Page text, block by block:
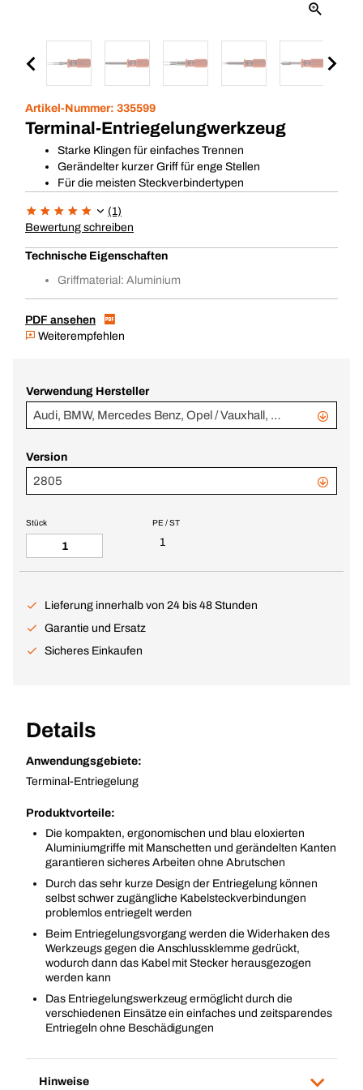
Artikel-Nummer: 335599
Terminal-Entriegelungwerkzeug
Starke Klingen für einfaches Trennen
Gerändelter kurzer Griff für enge Stellen
Für die meisten Steckverbindertypen
(1)
Bewertung schreiben
Technische Eigenschaften
Griffmaterial: Aluminium
PDF ansehen
Weiterempfehlen
Verwendung Hersteller
Audi, BMW, Mercedes Benz, Opel / Vauxhall, Seat, Skoda, VW
Version
2805
PE / ST
1
Stück
Lieferung innerhalb von 24 bis 48 Stunden
Garantie und Ersatz
Sicheres Einkaufen
Details
Anwendungsgebiete:
Terminal-Entriegelung
Produktvorteile:
Die kompakten, ergonomischen und blau eloxierten
Aluminiumgriffe mit Manschetten und gerändelten Kanten
garantieren sicheres Arbeiten ohne Abrutschen
Durch das sehr kurze Design der Entriegelung können
selbst schwer zugängliche Kabelsteckverbindungen
problemlos entriegelt werden
Beim Entriegelungsvorgang werden die Widerhaken des
Werkzeugs gegen die Anschlussklemme gedrückt,
wodurch dann das Kabel mit Stecker herausgezogen
werden kann
Das Entriegelungswerkzeug ermöglicht durch die
verschiedenen Einsätze ein einfaches und zeitsparendes
Entriegeln ohne Beschädigungen
Hinweise